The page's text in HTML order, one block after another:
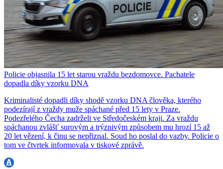
Policie objasnila 15 let starou vraždu bezdomovce. Pachatele
dopadla díky vzorku DNA
Kriminalisté dopadli díky shodě vzorku DNA člověka, kterého
podezírají z vraždy muže spáchané před 15 lety v Praze.
Podezřelého Čecha zadrželi ve Středočeském kraji. Za vraždu
spáchanou zvlášť surovým a trýznivým způsobem mu hrozí 15 až
20 let vězení, k činu se nepřiznal. Soud ho poslal do vazby. Policie o
tom ve čtvrtek informovala v tiskové zprávě.